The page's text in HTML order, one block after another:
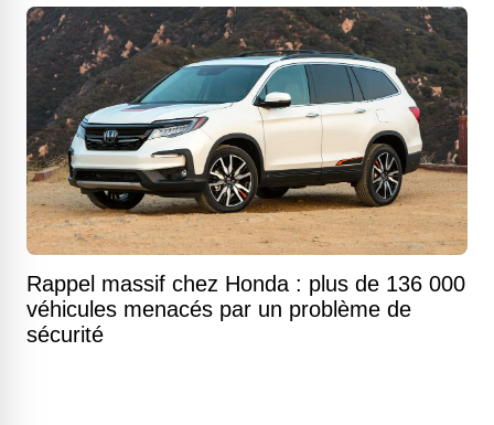
Rappel massif chez Honda : plus de 136 000
véhicules menacés par un problème de
sécurité